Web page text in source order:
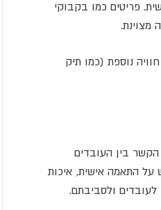
פריטים כמו בקבוקי
מצוינת.
נוספת (כמו תיק
בין העובדים
על התאמה אישית, איכות
ולסביבתם.